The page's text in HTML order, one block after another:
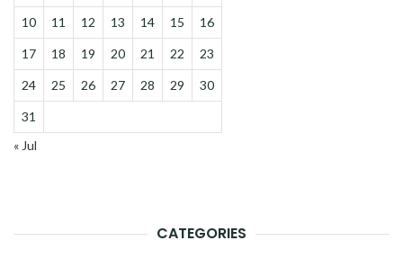
10 11 12 13 14 15 16
17 18 19 20 21 22 23
24 25 26 27 28 29 30
31
« Jul
CATEGORIES